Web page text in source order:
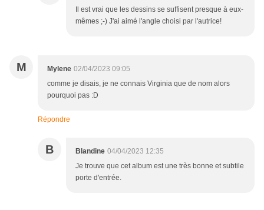
Il est vrai que les dessins se suffisent presque à eux-
mêmes ;-) J'ai aimé l'angle choisi par l'autrice!
M Mylene 02/04/2023 09:05
comme je disais, je ne connais Virginia que de nom alors
pourquoi pas :D
Répondre
B Blandine 04/04/2023 12:35
Je trouve que cet album est une très bonne et subtile
porte d'entrée.